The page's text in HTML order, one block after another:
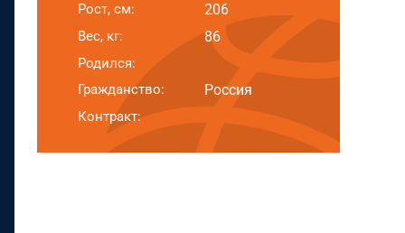
Рост, см: 206
Вес, кг: 86
Родился:
Гражданство:
Россия
Контракт: